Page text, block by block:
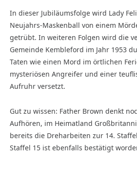
In dieser Jubiläumsfolge wird Lady
Neujahrs-Maskenball von einem
getrübt. In weiteren Folgen wird die
Gemeinde Kembleford im Jahr 1953
Taten wie einen Mord im örtlichen
mysteriösen Angreifer und einer
Aufruhr versetzt.
Gut zu wissen: Father Brown denkt
Aufhören, im Heimatland
bereits die Dreharbeiten zur 14.
Staffel 15 ist ebenfalls bestätigt